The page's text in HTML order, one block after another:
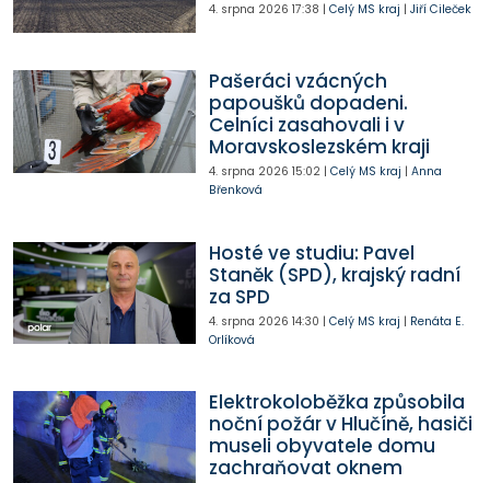
4. srpna 2026 17:38 | Celý MS kraj | Jiří Cileček
Pašeráci vzácných
papoušků dopadeni.
Celníci zasahovali i v
Moravskoslezském kraji
4. srpna 2026 15:02| Celý MS kraj | Anna
Břenková
Hosté ve studiu: Pavel
Staněk (SPD), krajský radní
za SPD
4. srpna 2026 14:30 | Celý MS kraj | Renáta E.
Orlíková
Elektrokoloběžka způsobila
noční požár v Hlučíně, hasiči
museli obyvatele domu
zachraňovat oknem